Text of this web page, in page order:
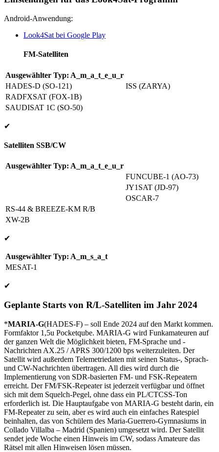
Android-Anwendung:
Look4Sat bei Google Play
FM-Satelliten
Ausgewählter Typ: A_m_a_t_e_u_r
HADES-D (SO-121)
ISS (ZARYA)
RADFXSAT (FOX-1B)
SAUDISAT 1C (SO-50)
✔
Satelliten SSB/CW
Ausgewählter Typ: A_m_a_t_e_u_r
FUNCUBE-1 (AO-73)
JY1SAT (JD-97)
OSCAR-7
RS-44 & BREEZE-KM R/B
XW-2B
✔
Ausgewählter Typ: A_m_s_a_t
MESAT-1
✔
Geplante Starts von R/L-Satelliten im Jahr 2024
*MARIA-G(HADES-F) – soll Ende 2024 auf den Markt kommen.
Formfaktor 1,5u Pocketqube. MARIA-G wird Funkamateuren auf
der ganzen Welt die Möglichkeit bieten, FM-Sprache und -
Nachrichten AX.25 / APRS 300/1200 bps weiterzuleiten. Der
Satellit wird außerdem Telemetriedaten mit seinen Status-, Sprach-
und CW-Nachrichten übertragen. All dies wird durch die
Implementierung von SDR-basierten FM- und FSK-Repeatern
erreicht. Der FM/FSK-Repeater ist jederzeit verfügbar und öffnet
sich mit dem Squelch-Pegel, ohne dass ein PL/CTCSS-Ton
erforderlich ist. Die Hauptaufgabe von MARIA-G besteht darin, ein
FM-Repeater zu sein, aber es wird auch ein einfaches Ratespiel
beinhalten, das von Schülern des Maria-Guerrero-Gymnasiums in
Collado Villalba – Madrid (Spanien) umgesetzt wird. Der Satellit
sendet jede Woche einen Hinweis im CW, sodass Amateure das
Rätsel mit allen Hinweisen lösen müssen.